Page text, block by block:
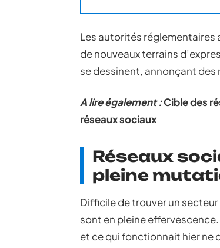
Les autorités
de nouveaux terrains
se dessinent, annonçant
A lire également :Cible des
réseaux sociaux
Réseaux
pleine
Difficile de trouver un
sont en pleine
et ce qui fonctionnait hier ne